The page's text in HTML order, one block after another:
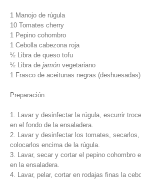
1 Manojo de rúgula
10 Tomates cherry
1 Pepino cohombro
1 Cebolla cabezona roja
½ Libra de queso tofu
½ Libra de jamón vegetariano
1 Frasco de aceitunas negras (deshuesadas)
Preparación:
1. Lavar y desinfectar la rúgula, escurrir
en el fondo de la ensaladera.
2. Lavar y desinfectar los tomates,
colocarlos encima de la rúgula.
3. Lavar, secar y cortar el pepino cohombro
en la ensaladera.
4. Lavar, pelar, cortar en rodajas finas la